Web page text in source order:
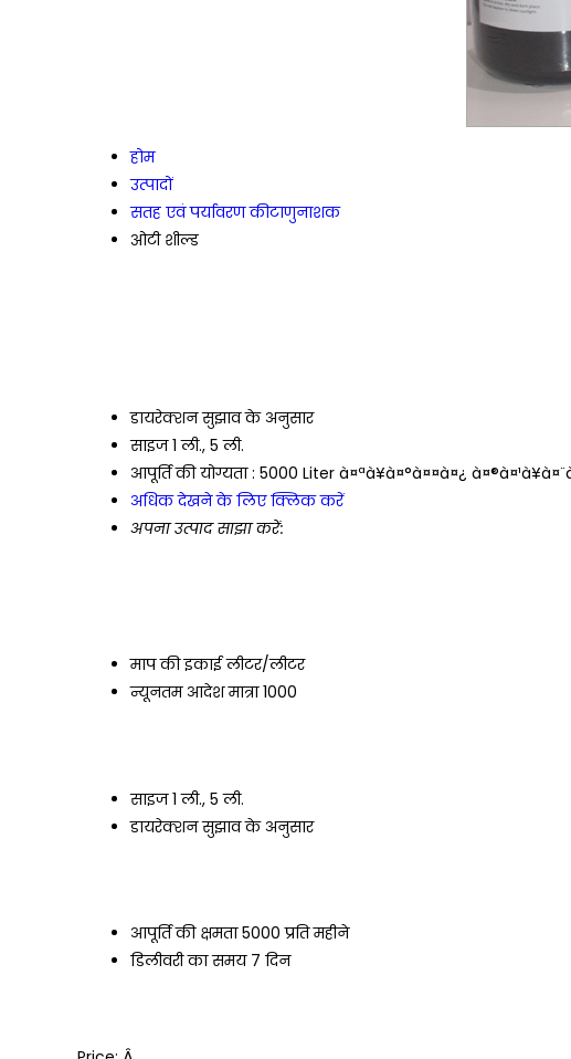
होम
उत्पादों
सतह एवं पर्यावरण कीटाणुनाशक
ओटी शील्ड
डायरेक्शन सुझाव के अनुसार
साइज 1 ली., 5 ली.
आपूर्ति की योग्यता : 5000 Liter à¤ªà¥à¤°à¤¤à¤¿
अधिक देखने के लिए क्लिक करें
अपना उत्पाद साझा करें:
माप की इकाई लीटर/लीटर
न्यूनतम आदेश मात्रा 1000
साइज 1 ली., 5 ली.
डायरेक्शन सुझाव के अनुसार
आपूर्ति की क्षमता 5000 प्रति महीने
डिलीवरी का समय 7 दिन